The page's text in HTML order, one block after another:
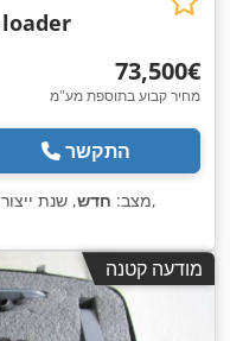
‏73,500 ‏€
מחיר קבוע בתוספת מע"מ
התקשר
מצב: חדש, שנת ,
מודעה קטנה